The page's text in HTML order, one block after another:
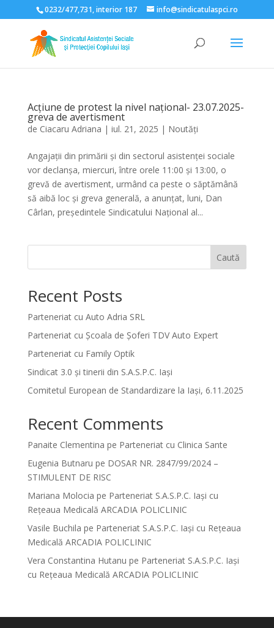
Deschide bara de unelte
0232/477,731, interior 187 info@sindicatulaspci.ro
Acțiune de protest la nivel național- 23.07.2025-
greva de avertisment
de Ciacaru Adriana | iul. 21, 2025 | Noutăți
Angajații din primării și din sectorul asistenței sociale
vor declanșa, miercuri, între orele 11:00 și 13:00, o
grevă de avertisment, urmând ca peste o săptămână
să aibă loc și greva generală, a anunțat, luni, Dan
Cârlan, președintele Sindicatului Național al...
Caută
Recent Posts
Parteneriat cu Auto Adria SRL
Parteneriat cu Școala de Șoferi TDV Auto Expert
Parteneriat cu Family Optik
Sindicat 3.0 și tinerii din S.A.S.P.C. Iași
Comitetul European de Standardizare la Iași, 6.11.2025
Recent Comments
Panaite Clementina pe Parteneriat cu Clinica Sante
Eugenia Butnaru pe DOSAR NR. 2847/99/2024 –
STIMULENT DE RISC
Mariana Molocia pe Parteneriat S.A.S.P.C. Iași cu
Rețeaua Medicală ARCADIA POLICLINIC
Vasile Buchila pe Parteneriat S.A.S.P.C. Iași cu Rețeaua
Medicală ARCADIA POLICLINIC
Vera Constantina Hutanu pe Parteneriat S.A.S.P.C. Iași
cu Rețeaua Medicală ARCADIA POLICLINIC